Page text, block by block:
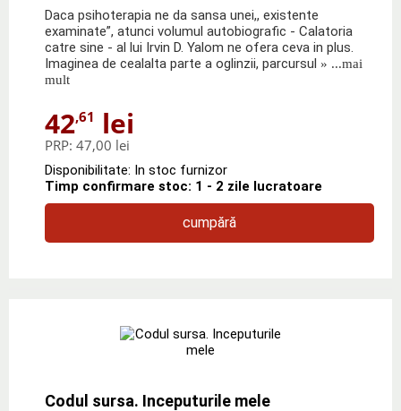
Daca psihoterapia ne da sansa unei,, existente
examinate”, atunci volumul autobiografic - Calatoria
catre sine - al lui Irvin D. Yalom ne ofera ceva in plus.
Imaginea de cealalta parte a oglinzii, parcursul » ...mai
mult
42,61 lei
PRP: 47,00 lei
Disponibilitate: In stoc furnizor
Timp confirmare stoc: 1 - 2 zile lucratoare
cumpără
Codul sursa. Inceputurile mele